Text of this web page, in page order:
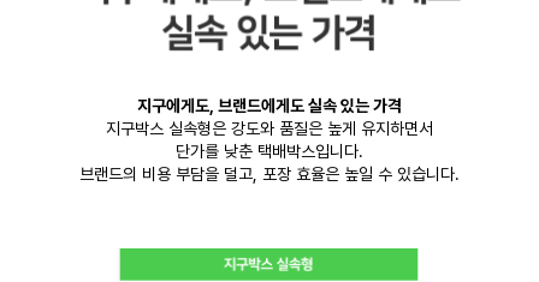
지구에게도, 브랜드에게도 실속 있는 가격
지구박스 실속형은 강도와 품질은 높게 유지하면서
단가를 낮춘 택배박스입니다.
브랜드의 비용 부담을 덜고, 포장 효율은 높일 수 있습니다.